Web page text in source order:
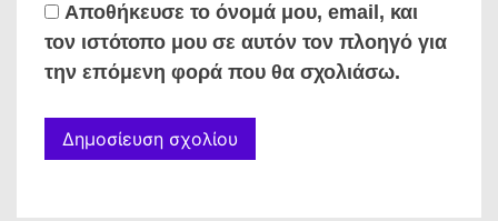
Αποθήκευσε το όνομά μου, email, και
τον ιστότοπο μου σε αυτόν τον πλοηγό για
την επόμενη φορά που θα σχολιάσω.